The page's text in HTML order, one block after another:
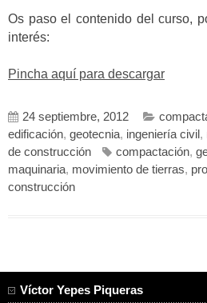
Os paso el contenido del curso,
interés:
Pincha aquí para descargar
24 septiembre, 2012
edificación, geotecnia, ingeniería civil ,
de construcción
compactación,
maquinaria, movimiento de tierras,
construcción
Víctor Yepes Piqueras